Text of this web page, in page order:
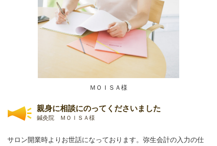
ＭＯＩＳＡ様
親身に相談にのってくださいました
鍼灸院 ＭＯＩＳＡ様
サロン開業時よりお世話になっております。弥生会計の入力の仕